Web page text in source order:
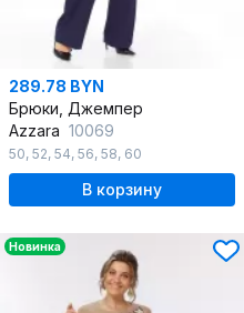
289.78 BYN
Брюки, Джемпер
Azzara 10069
50, 52, 54, 56, 58, 60
В корзину
Новинка